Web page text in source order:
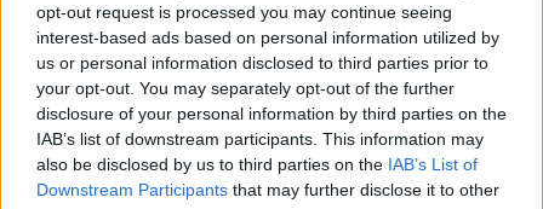
opt-out request is processed you may continue seeing
interest-based ads based on personal information utilized by
us or personal information disclosed to third parties prior to
your opt-out. You may separately opt-out of the further
disclosure of your personal information by third parties on the
IAB’s list of downstream participants. This information may
also be disclosed by us to third parties on the IAB’s List of
Downstream Participants that may further disclose it to other
Ízelítőt kapott a Cobra Kai 6. évada, amit nem egyben
kapunk meg
| 2024.05.03 07:05
A Netflix elhozza A karate kölyök spin-off utolsó szezonját,